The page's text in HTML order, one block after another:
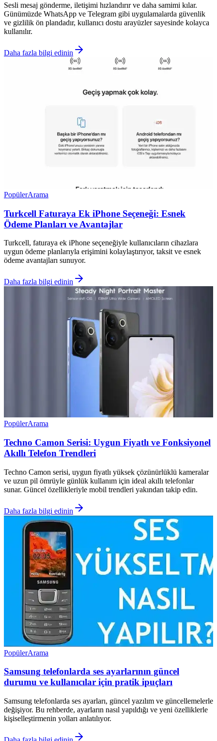
Sesli mesaj gönderme, iletişimi hızlandırır ve daha samimi kılar.
Günümüzde WhatsApp ve Telegram gibi uygulamalarda güvenlik
ve gizlilik ön plandadır, kullanıcı dostu arayüzler sayesinde kolayca
kullanılır.
Daha fazla bilgi edinin
PopülerArama
Turkcell Faturaya Ek iPhone Seçeneği: Esnek
Ödeme Planları ve Avantajlar
Turkcell, faturaya ek iPhone seçeneğiyle kullanıcıların cihazlara
uygun ödeme planlarıyla erişimini kolaylaştırıyor, taksit ve esnek
ödeme avantajları sunuyor.
Daha fazla bilgi edinin
PopülerArama
Techno Camon Serisi: Uygun Fiyatlı ve Fonksiyonel
Akıllı Telefon Trendleri
Techno Camon serisi, uygun fiyatlı yüksek çözünürlüklü kameralar
ve uzun pil ömrüyle günlük kullanım için ideal akıllı telefonlar
sunar. Güncel özellikleriyle mobil trendleri yakından takip edin.
Daha fazla bilgi edinin
PopülerArama
Samsung telefonlarda ses ayarlarının güncel
durumu ve kullanıcılar için pratik ipuçları
Samsung telefonlarda ses ayarları, güncel yazılım ve güncellemelerle
değişiyor. Bu rehberde, ayarların nasıl yapıldığı ve yeni özelliklerle
kişiselleştirmenin yolları anlatılıyor.